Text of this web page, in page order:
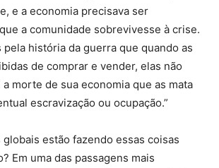
e a economia precisava ser
a comunidade sobrevivesse à crise.
pela história da guerra que quando as
de comprar e vender, elas não
a morte de sua economia que as mata
escravização ou ocupação.”
estão fazendo essas coisas
Em uma das passagens mais